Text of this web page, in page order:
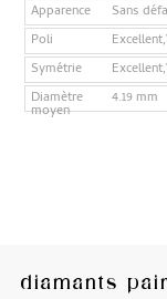
Apparence
Sans
Poli
Symétrie
Diamètre
moyen
4.19 mm
diamants